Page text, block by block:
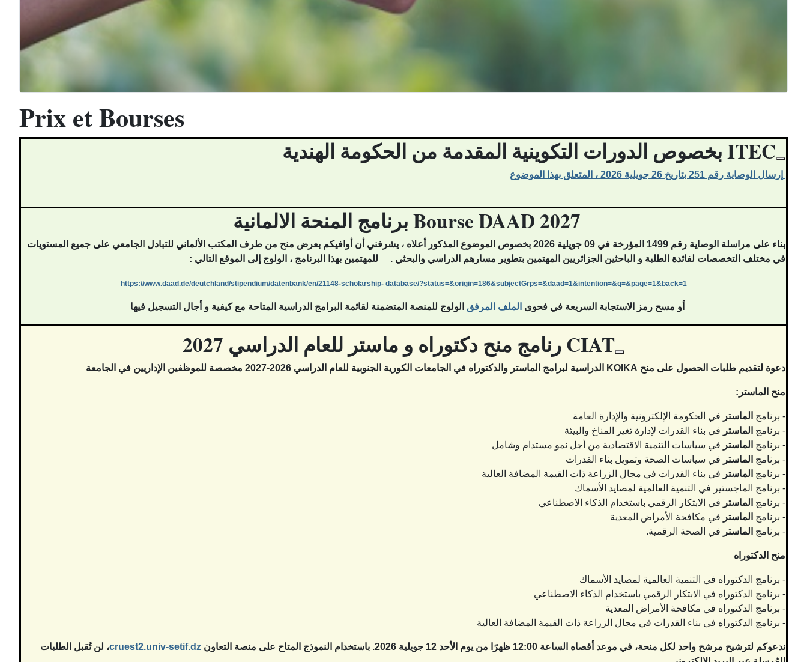
Prix et Bourses
بخصوص الدورات التكوينية المقدمة من الحكومة الهندية ITEC
برنامج المنحة الالمانية Bourse DAAD 2027
بناء على مراسلة الوصاية رقم 1499
المؤرخة في 09 جويلية 2026 بخصوص الموضوع المذكور أعلاه ، يشرفني أن أوافيكم بعرض منح من طرف المكتب الألماني للتبادل الجامعي على جميع المستويات
في مختلف التخصصات لفائدة الطلبة و الباحثين الجزائريين المهتمين بتطوير مسارهم الدراسي والبحثي . للمهتمين بهذا البرنامج ، الولوج إلى الموقع التالي :
https://www.daad.de/deutchland/stipendium/datenbank/en/21148-scholarship- database/?status=&origin=186&subjectGrps=&daad=1&intention=&q=&page=1&back=1
أو مسح رمز الاستجابة السريعة في فحوى الملف المرفق الولوج للمنصة المتضمنة لقائمة البرامج الدراسية المتاحة مع كيفية و أجال التسجيل فيها
رنامج منح دكتوراه و ماستر للعام الدراسي 2027 CIAT
دعوة لتقديم طلبات الحصول على منح KOIKA الدراسية لبرامج الماستر والدكتوراه في الجامعات الكورية الجنوبية للعام الدراسي 2026-2027 مخصصة للموظفين الإداريين في الجامعة
منح الماستر:
- برنامج الماستر في الحكومة الإلكترونية والإدارة العامة
- برنامج الماستر في بناء القدرات لإدارة تغير المناخ والبيئة
- برنامج الماستر في سياسات التنمية الاقتصادية من أجل نمو مستدام وشامل
- برنامج الماستر في سياسات الصحة وتمويل بناء القدرات
- برنامج الماستر في بناء القدرات في مجال الزراعة ذات القيمة المضافة العالية
- برنامج الماجستير في التنمية العالمية لمصايد الأسماك
- برنامج الماستر في الابتكار الرقمي باستخدام الذكاء الاصطناعي
- برنامج الماستر في مكافحة الأمراض المعدية
- برنامج الماستر في الصحة الرقمية.
منح الدكتوراه
- برنامج الدكتوراه في التنمية العالمية لمصايد الأسماك
- برنامج الدكتوراه في الابتكار الرقمي باستخدام الذكاء الاصطناعي
- برنامج الدكتوراه في مكافحة الأمراض المعدية
- برنامج الدكتوراه في بناء القدرات في مجال الزراعة ذات القيمة المضافة العالية
ندعوكم لترشيح مرشح واحد لكل منحة، في موعد أقصاه الساعة 12:00 ظهرًا من يوم الأحد 12 جويلية 2026. باستخدام النموذج المتاح على منصة التعاون cruest2.univ-setif.dz، لن تُقبل الطلبات